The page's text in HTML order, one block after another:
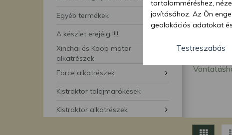
Egyéb termékek
A készlet erejéig !!!!
Xinchai és Koop motor
alkatrészek
Force alkatrészek
Kistraktor talajmarókések
Kistraktor alkatrészek
tartalomméréshez,
javításához. Az Ön
geolokációs adatokat
hozzájárulhat ahhoz,
lehetőségként a
megváltoztathatja
feltétlenül szükséges
beállításai csak erre a
Testreszabás